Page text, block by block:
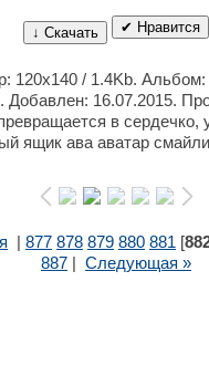
↓ Скачать ✔ Нравится
120x140 / 1.4Kb.
Добавлен: 16.07.2015.
в сердечко,
ящик ава аватар
877 878 879 880 881 [
887| Следующая »